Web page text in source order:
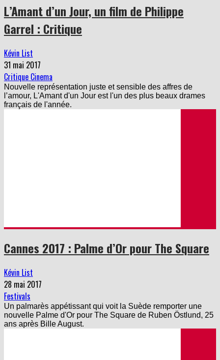
L’Amant d’un Jour, un film de Philippe
Garrel : Critique
Kévin List
31 mai 2017
Critique Cinema
Nouvelle représentation juste et sensible des affres de
l’amour, L'Amant d'un Jour est l'un des plus beaux drames
français de l'année.
Cannes 2017 : Palme d’Or pour The Square
Kévin List
28 mai 2017
Festivals
Un palmarès appétissant qui voit la Suède remporter une
nouvelle Palme d'Or pour The Square de Ruben Östlund, 25
ans après Bille August.